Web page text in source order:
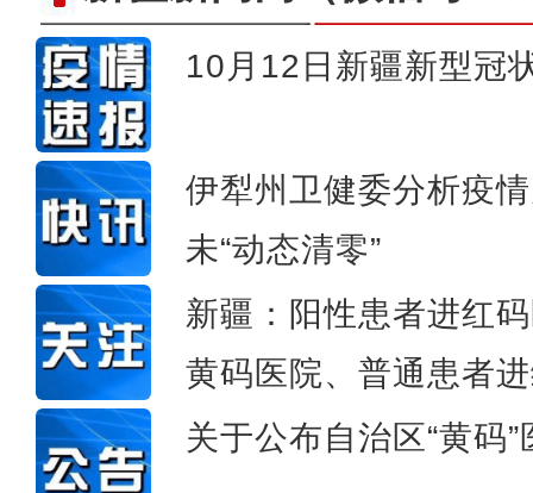
10月12日新疆新型冠
伊犁州卫健委分析疫
未“动态清零”
新疆：阳性患者进红
黄码医院、普通患者
关于公布自治区“黄码